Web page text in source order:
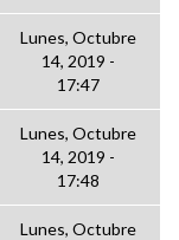
Lunes, Octubre
14, 2019 -
17:47
Lunes, Octubre
14, 2019 -
17:48
Lunes, Octubre